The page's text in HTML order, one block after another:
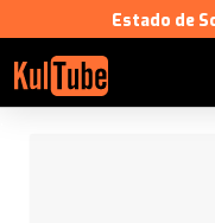
Estado de